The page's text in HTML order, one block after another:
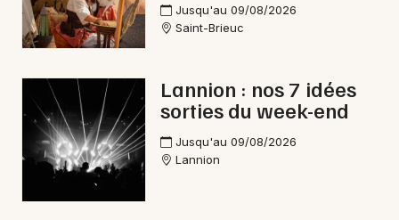
Newsletter des sorties
Artistes en tournée
Actus dans les Côtes d'Armor
Jusqu'au 09/08/2026
Saint-Brieuc
Lannion : nos 7 idées
sorties du week-end
Jusqu'au 09/08/2026
Lannion